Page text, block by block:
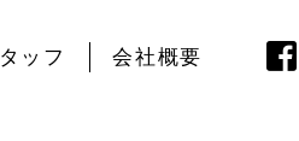
ッフ 会社概要